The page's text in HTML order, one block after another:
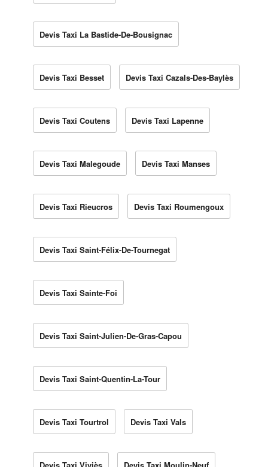
Devis Taxi La Bastide-De-Bousignac
Devis Taxi Besset Devis Taxi Cazals-Des-Baylès
Devis Taxi Coutens Devis Taxi Lapenne
Devis Taxi Malegoude Devis Taxi Manses
Devis Taxi Rieucros Devis Taxi Roumengoux
Devis Taxi Saint-Félix-De-Tournegat
Devis Taxi Sainte-Foi
Devis Taxi Saint-Julien-De-Gras-Capou
Devis Taxi Saint-Quentin-La-Tour
Devis Taxi Tourtrol Devis Taxi Vals